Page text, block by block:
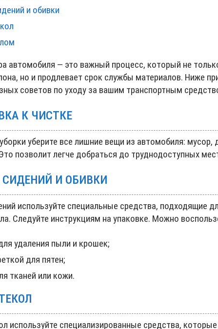
и обивки
автомобиля — это важный процесс, который не
но и продлевает срок службы материалов. Ниже
советов по уходу за вашим транспортным
К ЧИСТКЕ
уберите все лишние вещи из автомобиля: мусор,
позволит легче добраться до труднодоступных
СИДЕНИЙ И ОБИВКИ
используйте специальные средства, подходящие
Следуйте инструкциям на упаковке. Можно
удаления пыли и крошек;
для пятен;
тканей или кожи.
используйте специализированные средства,